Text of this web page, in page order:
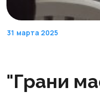
31 марта 2025
"Грани